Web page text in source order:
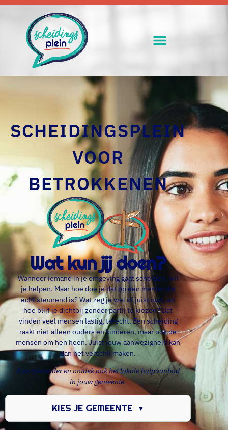
SCHEIDINGSPLEIN
VOOR
BETROKKENEN
Wat kun jij doen?
Wanneer iemand in je omgeving gaat scheiden, wil
je helpen. Maar hoe doe je dat op een manier die
écht steunend is? Wat zeg je wel of juist niet, en
hoe blijf je dichtbij zonder partij te kiezen? Dat
vinden veel mensen lastig, terecht. Een scheiding
raakt niet alleen ouders en kinderen, maar ook de
mensen om hen heen. Juist jouw aanwezigheid kan
dan het verschil maken.
Kies hieronder en ontdek ook het lokale hulpaanbod
in jouw gemeente.
KIES JE GEMEENTE ▼